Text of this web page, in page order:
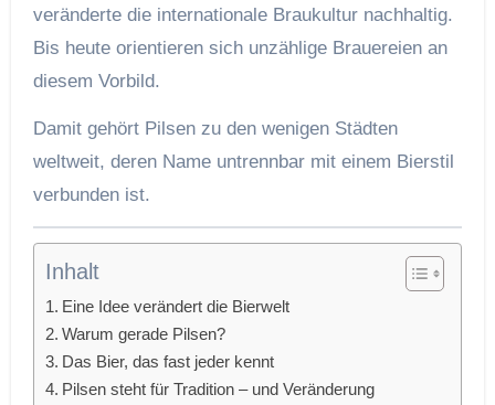
veränderte die internationale Braukultur nachhaltig.
Bis heute orientieren sich unzählige Brauereien an
diesem Vorbild.
Damit gehört Pilsen zu den wenigen Städten
weltweit, deren Name untrennbar mit einem Bierstil
verbunden ist.
Inhalt
Eine Idee verändert die Bierwelt
Warum gerade Pilsen?
Das Bier, das fast jeder kennt
Pilsen steht für Tradition – und Veränderung